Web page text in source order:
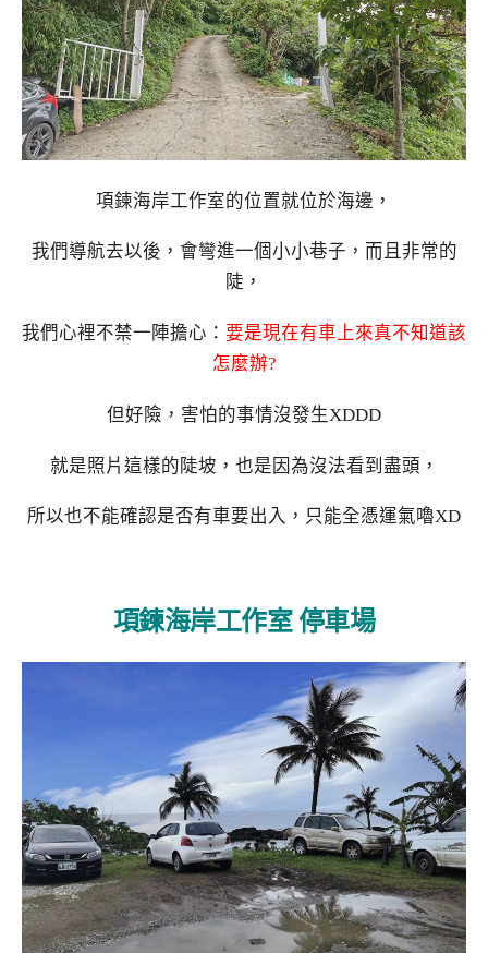
項鍊海岸工作室的位置就位於海邊，
我們導航去以後，會彎進一個小小巷子，而且非常的
陡，
我們心裡不禁一陣擔心： 要是現在有車上來真不知道該
怎麼辦?
但好險，害怕的事情沒發生XDDD
就是照片這樣的陡坡，也是因為沒法看到盡頭，
所以也不能確認是否有車要出入，只能全憑運氣嚕XD
項鍊海岸工作室 停車場